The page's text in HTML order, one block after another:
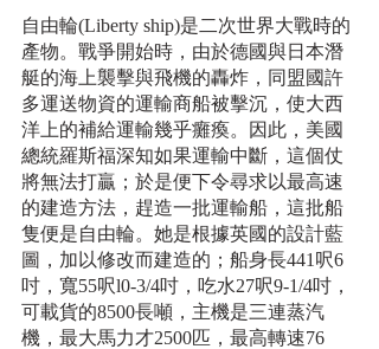
自由輪(Liberty ship)是二次世界大戰時的
產物。戰爭開始時，由於德國與日本潛
艇的海上襲擊與飛機的轟炸，同盟國許
多運送物資的運輸商船被擊沉，使大西
洋上的補給運輸幾乎癱瘓。因此，美國
總統羅斯福深知如果運輸中斷，這個仗
將無法打贏；於是便下令尋求以最高速
的建造方法，趕造一批運輸船，這批船
隻便是自由輪。她是根據英國的設計藍
圖，加以修改而建造的；船身長441呎6
吋，寬55呎l0-3/4吋，吃水27呎9-1/4吋，
可載貨的8500長噸，主機是三連蒸汽
機，最大馬力才2500匹，最高轉速76